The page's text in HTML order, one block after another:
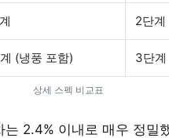
상세 스펙 비교표
2단계
(냉풍 포함) 3단계
2.4% 이내로 매우 정밀